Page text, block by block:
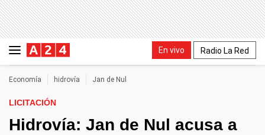
En vivo Radio La Red
Economía hidrovía Jan de Nul
LICITACIÓN
Hidrovía: Jan de Nul acusa a